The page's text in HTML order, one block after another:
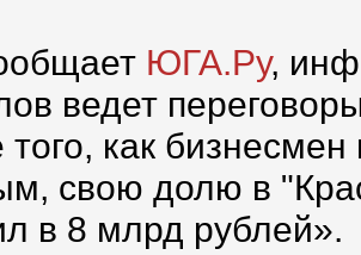
ЮГА.Ру,
ведет
того, как
свою долю в
в 8 млрд рублей».